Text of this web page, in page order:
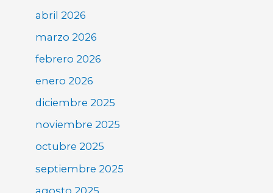
abril 2026
marzo 2026
febrero 2026
enero 2026
diciembre 2025
noviembre 2025
octubre 2025
septiembre 2025
agosto 2025